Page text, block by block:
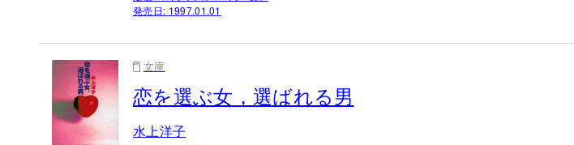
発売日: 1997.01.01
文庫
恋を選ぶ女，選ばれる男
水上洋子